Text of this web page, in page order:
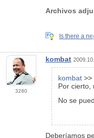
Archivos
Is there a
3280
kombat
kombat >>
Por cierto,
No se
Deberíamos